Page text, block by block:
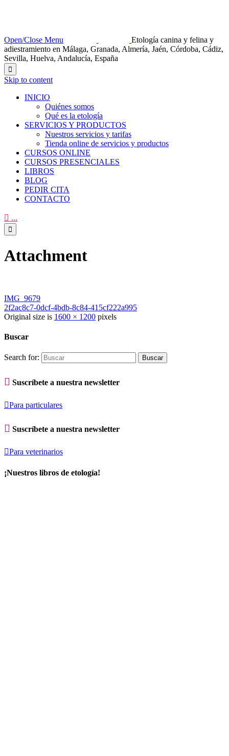
Open/Close Menu
Etología canina y felina y
adiestramiento en Málaga, Granada, Almería, Jaén, Córdoba, Cádiz,
Sevilla, Huelva, Andalucía, España

Skip to content
INICIO
Quiénes somos
Qué es la etología
SERVICIOS Y PRODUCTOS
Nuestros servicios y tarifas
Tienda online de servicios y productos
CURSOS ONLINE
CURSOS PRESENCIALES
LIBROS
BLOG
PEDIR CITA
CONTACTO
 ...

Attachment
IMG_9679
2f2ac8c7-0dcf-4bdb-8c84-415cf222a995
Original size is 1600 × 1200 pixels
Buscar
Search for:
 Suscríbete a nuestra newsletter
Para particulares
 Suscríbete a nuestra newsletter
Para veterinarios
¡Nuestros libros de etología!